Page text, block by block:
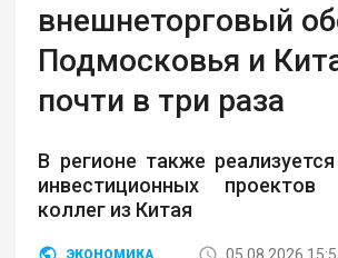
внешнеторговый
Подмосковья и
почти в три раза
В регионе также
инвестиционных
коллег из Китая
ЭКОНОМИКА
05.08.2026